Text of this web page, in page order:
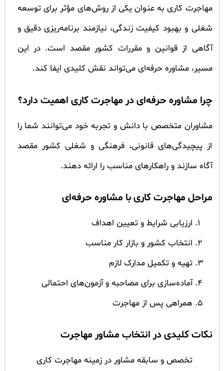
مهاجرت کاری به عنوان یکی از روش‌های مؤثر برای توسعه
شغلی و بهبود کیفیت زندگی، نیازمند برنامه‌ریزی دقیق و
آگاهی از قوانین و مقررات کشور مقصد است. در این
مسیر، مشاوره حرفه‌ای می‌تواند نقش کلیدی ایفا کند.
چرا مشاوره حرفه‌ای در مهاجرت کاری اهمیت دارد؟
مشاوران متخصص با دانش و تجربه خود می‌توانند شما را
از پیچیدگی‌های قانونی، فرهنگی و شغلی کشور مقصد
آگاه سازند و راهکارهای مناسب را ارائه دهند.
مراحل مهاجرت کاری با مشاوره حرفه‌ای
ارزیابی شرایط و تعیین اهداف
انتخاب کشور و بازار کار مناسب
تهیه و تکمیل مدارک لازم
آماده‌سازی برای مصاحبه و آزمون‌های احتمالی
همراهی پس از مهاجرت
نکات کلیدی در انتخاب مشاور مهاجرت
تخصص و سابقه مشاور در زمینه مهاجرت کاری